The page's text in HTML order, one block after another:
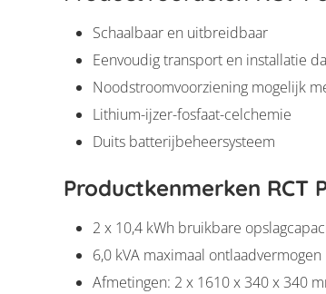
Schaalbaar en uitbreidbaar
Eenvoudig transport en installatie
Noodstroomvoorziening mogelijk
Lithium-ijzer-fosfaat-celchemie
Duits batterijbeheersysteem
Productkenmerken RCT
2 x 10,4 kWh bruikbare
6,0 kVA maximaal ontlaadvermogen
Afmetingen: 2 x 1610 x 340 x 340